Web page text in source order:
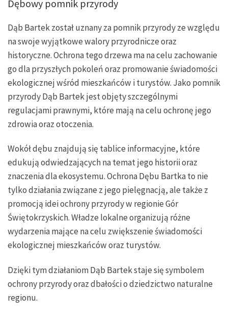
Dębowy pomnik przyrody
Dąb Bartek został uznany za pomnik przyrody ze względu
na swoje wyjątkowe walory przyrodnicze oraz
historyczne. Ochrona tego drzewa ma na celu zachowanie
go dla przyszłych pokoleń oraz promowanie świadomości
ekologicznej wśród mieszkańców i turystów. Jako pomnik
przyrody Dąb Bartek jest objęty szczególnymi
regulacjami prawnymi, które mają na celu ochronę jego
zdrowia oraz otoczenia.
Wokół dębu znajdują się tablice informacyjne, które
edukują odwiedzających na temat jego historii oraz
znaczenia dla ekosystemu. Ochrona Dębu Bartka to nie
tylko działania związane z jego pielęgnacją, ale także z
promocją idei ochrony przyrody w regionie Gór
Świętokrzyskich. Władze lokalne organizują różne
wydarzenia mające na celu zwiększenie świadomości
ekologicznej mieszkańców oraz turystów.
Dzięki tym działaniom Dąb Bartek staje się symbolem
ochrony przyrody oraz dbałości o dziedzictwo naturalne
regionu.